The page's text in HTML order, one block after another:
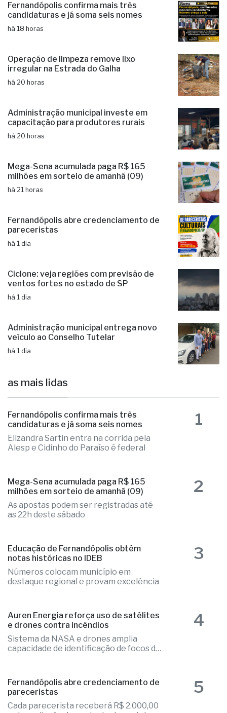
Fernandópolis confirma mais três
candidaturas e já soma seis nomes
há 18 horas
Operação de limpeza remove lixo
irregular na Estrada do Galha
há 20 horas
Administração municipal investe em
capacitação para produtores rurais
há 20 horas
Mega-Sena acumulada paga R$ 165
milhões em sorteio de amanhã (09)
há 21 horas
Fernandópolis abre credenciamento de
pareceristas
há 1 dia
Ciclone: veja regiões com previsão de
ventos fortes no estado de SP
há 1 dia
Administração municipal entrega novo
veículo ao Conselho Tutelar
há 1 dia
as mais lidas
Fernandópolis confirma mais três
candidaturas e já soma seis nomes
Elizandra Sartin entra na corrida pela
Alesp e Cidinho do Paraíso é federal
1
Mega-Sena acumulada paga R$ 165
milhões em sorteio de amanhã (09)
As apostas podem ser registradas até
as 22h deste sábado
2
Educação de Fernandópolis obtém
notas históricas no IDEB
Números colocam município em
destaque regional e provam excelência
3
Auren Energia reforça uso de satélites
e drones contra incêndios
Sistema da NASA e drones amplia
capacidade de identificação de focos de
4
Fernandópolis abre credenciamento de
pareceristas
Cada parecerista receberá R$ 2.000,00
5